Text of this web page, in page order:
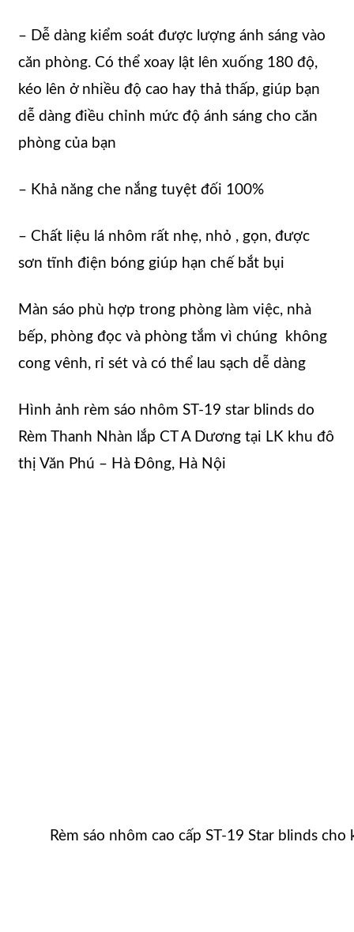
– Dễ dàng kiểm soát được lượng ánh sáng vào
căn phòng. Có thể xoay lật lên xuống 180 độ,
kéo lên ở nhiều độ cao hay thả thấp, giúp bạn
dễ dàng điều chỉnh mức độ ánh sáng cho căn
phòng của bạn
– Khả năng che nắng tuyệt đối 100%
– Chất liệu lá nhôm rất nhẹ, nhỏ , gọn, được
sơn tĩnh điện bóng giúp hạn chế bắt bụi
Màn sáo phù hợp trong phòng làm việc, nhà
bếp, phòng đọc và phòng tắm vì chúng không
cong vênh, rỉ sét và có thể lau sạch dễ dàng
Hình ảnh rèm sáo nhôm ST-19 star blinds do
Rèm Thanh Nhàn lắp CT A Dương tại LK khu đô
thị Văn Phú – Hà Đông, Hà Nội
Rèm sáo nhôm cao cấp ST-19 Star blinds